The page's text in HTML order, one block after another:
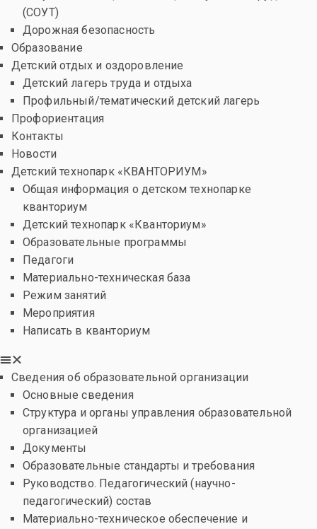
(СОУТ)
Дорожная безопасность
Образование
Детский отдых и оздоровление
Детский лагерь труда и отдыха
Профильный/тематический детский лагерь
Профориентация
Контакты
Новости
Детский технопарк «КВАНТОРИУМ»
Общая информация о детском технопарке
кванториум
Детский технопарк «Кванториум»
Образовательные программы
Педагоги
Материально-техническая база
Режим занятий
Мероприятия
Написать в кванториум
Сведения об образовательной организации
Основные сведения
Структура и органы управления образовательной
организацией
Документы
Образовательные стандарты и требования
Руководство. Педагогический (научно-
педагогический) состав
Материально-техническое обеспечение и